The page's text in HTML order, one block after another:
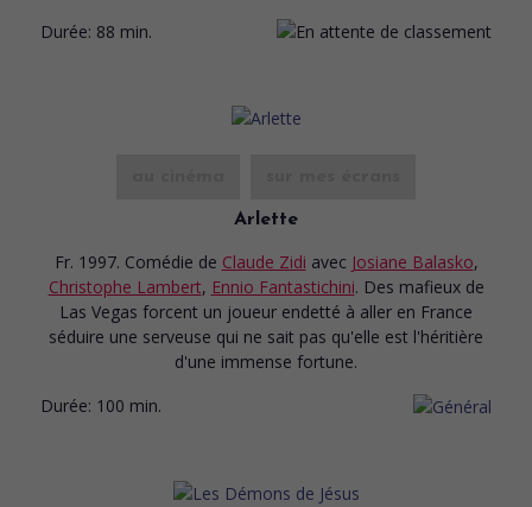
Durée: 88 min.
Arlette
Fr. 1997. Comédie de Claude Zidi avec Josiane Balasko,
Christophe Lambert, Ennio Fantastichini. Des mafieux de
Las Vegas forcent un joueur endetté à aller en France
séduire une serveuse qui ne sait pas qu'elle est l'héritière
d'une immense fortune.
Durée: 100 min.